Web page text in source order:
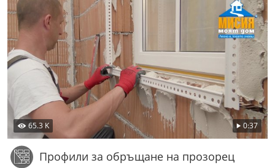
65.3 K 0:37
Профили за обръщане на прозорец